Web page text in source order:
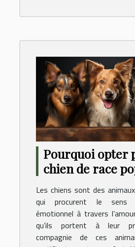
Pourquoi opter
chien de race
Les chiens sont des
qui procurent le sens
émotionnel à travers
qu’ils portent à leur
compagnie de ces